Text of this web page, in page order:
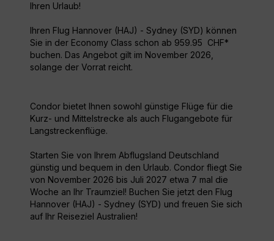
Ihren Urlaub!
Ihren Flug Hannover (HAJ) - Sydney (SYD) können
Sie in der Economy Class schon ab 959.95 CHF*
buchen. Das Angebot gilt im November 2026,
solange der Vorrat reicht.
Condor bietet Ihnen sowohl günstige Flüge für die
Kurz- und Mittelstrecke als auch Flugangebote für
Langstreckenflüge.
Starten Sie von Ihrem Abflugsland Deutschland
günstig und bequem in den Urlaub. Condor fliegt Sie
von November 2026 bis Juli 2027 etwa 7 mal die
Woche an Ihr Traumziel! Buchen Sie jetzt den Flug
Hannover (HAJ) - Sydney (SYD) und freuen Sie sich
auf Ihr Reiseziel Australien!